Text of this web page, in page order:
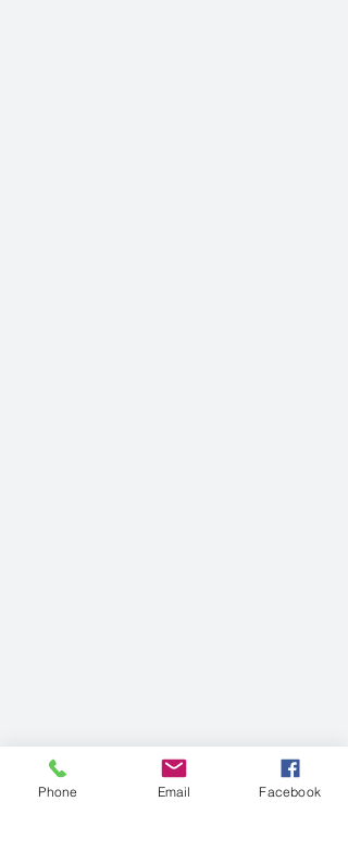
Phone Email Facebook